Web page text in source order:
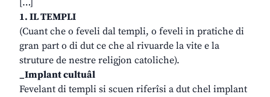
[…]
1. IL TEMPLI
(Cuant che o feveli dal templi, o feveli in pratiche di
gran part o di dut ce che al rivuarde la vite e la
struture de nestre religjon catoliche).
_Implant cultuâl
Fevelant di templi si scuen riferîsi a dut chel implant